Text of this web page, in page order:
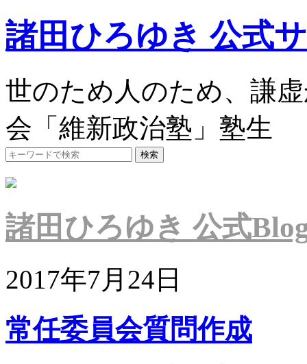
諸田ひろゆき 公式
世のため人のため、謙
会「維新政治塾」塾生
諸田ひろゆき 公式
2017年7月24日
常任委員会質問作成